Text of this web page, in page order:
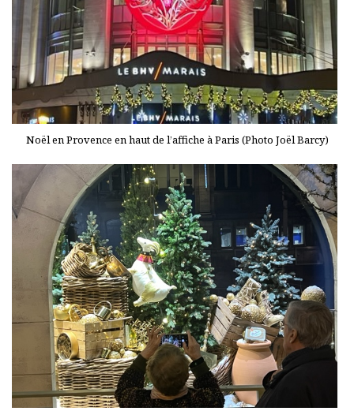
Noël en Provence en haut de l’affiche à Paris (Photo Joël Barcy)